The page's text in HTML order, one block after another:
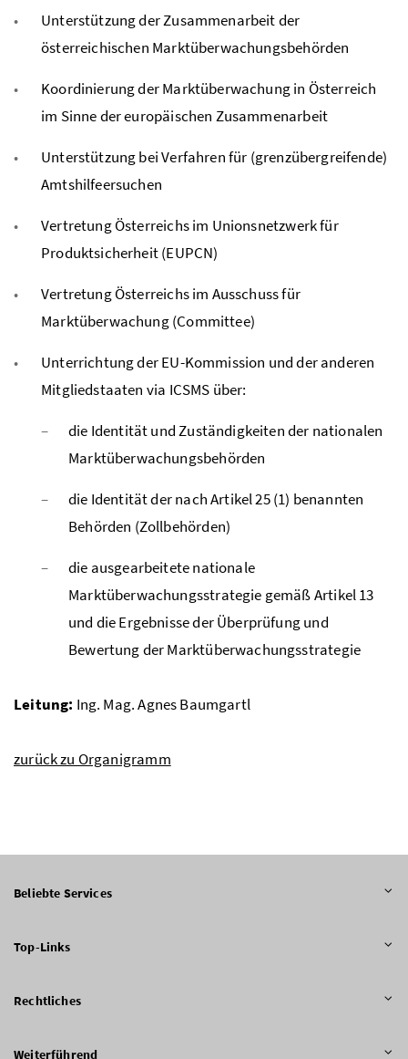
Unterstützung der Zusammenarbeit der
österreichischen Marktüberwachungsbehörden
Koordinierung der Marktüberwachung in Österreich
im Sinne der europäischen Zusammenarbeit
Unterstützung bei Verfahren für (grenzübergreifende)
Amtshilfeersuchen
Vertretung Österreichs im Unionsnetzwerk für
Produktsicherheit (EUPCN)
Vertretung Österreichs im Ausschuss für
Marktüberwachung (Committee)
Unterrichtung der EU-Kommission und der anderen
Mitgliedstaaten via ICSMS über:
die Identität und Zuständigkeiten der nationalen
Marktüberwachungsbehörden
die Identität der nach Artikel 25 (1) benannten
Behörden (Zollbehörden)
die ausgearbeitete nationale
Marktüberwachungsstrategie gemäß Artikel 13
und die Ergebnisse der Überprüfung und
Bewertung der Marktüberwachungsstrategie
Leitung: Ing. Mag. Agnes Baumgartl
zurück zu Organigramm
Beliebte Services
Top-Links
Rechtliches
Weiterführend